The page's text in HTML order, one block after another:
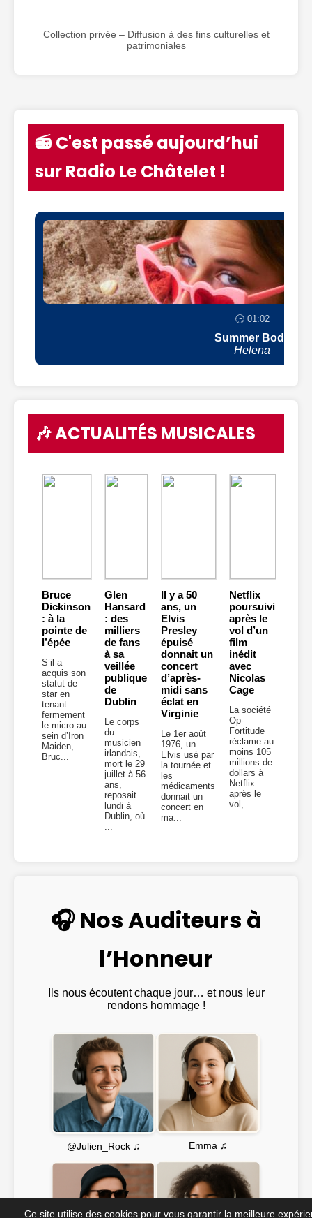
Collection privée – Diffusion à des fins culturelles et
patrimoniales
📻 C'est passé aujourd’hui
sur Radio Le Châtelet !
🕒 01:02
Summer Body
Helena
🎶 ACTUALITÉS MUSICALES
Bruce
Dickinson
: à la
pointe de
l’épée
S’il a
acquis son
statut de
star en
tenant
fermement
le micro au
sein d’Iron
Maiden,
Bruc...
Glen
Hansard
: des
milliers
de fans
à sa
veillée
publique
de
Dublin
Le corps
du
musicien
irlandais,
mort le 29
juillet à 56
ans,
reposait
lundi à
Dublin, où
...
Il y a 50
ans, un
Elvis
Presley
épuisé
donnait un
concert
d’après-
midi sans
éclat en
Virginie
Le 1er août
1976, un
Elvis usé par
la tournée et
les
médicaments
donnait un
concert en
ma...
Netflix
poursuivi
après le
vol d’un
film
inédit
avec
Nicolas
Cage
La société
Op-
Fortitude
réclame au
moins 105
millions de
dollars à
Netflix
après le
vol, ...
🎧 Nos Auditeurs à
l’Honneur
Ils nous écoutent chaque jour… et nous leur
rendons hommage !
@Julien_Rock ♫ Emma ♫
Ce site utilise des cookies pour vous garantir la meilleure